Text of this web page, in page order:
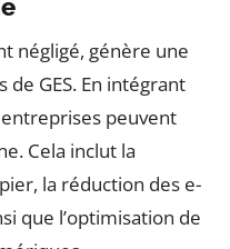
négligé, génère une
GES. En intégrant
entreprises peuvent
Cela inclut la
la réduction des e-
que l’optimisation de